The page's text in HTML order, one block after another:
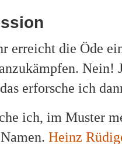
erreicht die Öde
Nein!
erforsche ich
ich, im Muster
Heinz